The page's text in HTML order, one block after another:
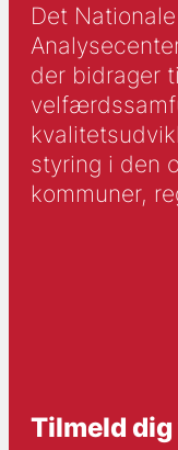
Det
der bidrager
styring i den
kommuner,
Tilmeld